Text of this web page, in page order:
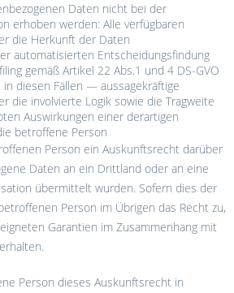
Daten nicht bei der
erhoben werden: Alle verfügbaren
die Herkunft der Daten
automatisierten Entscheidungsfindung
gemäß Artikel 22 Abs.1 und 4 DS-GVO
diesen Fällen — aussagekräftige
die involvierte Logik sowie die Tragweite
Auswirkungen einer derartigen
betroffene Person
Person ein Auskunftsrecht darüber
Daten an ein Drittland oder an eine
übermittelt wurden. Sofern dies der
Person im Übrigen das Recht zu,
Garantien im Zusammenhang mit
Person dieses Auskunftsrecht in